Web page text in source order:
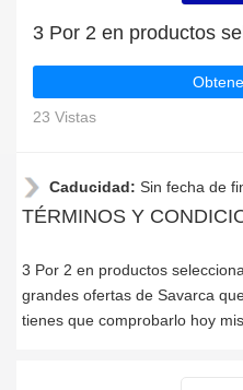
23 Vistas
Caducidad: Sin fecha de
TÉRMINOS Y
3 Por 2 en productos
grandes ofertas de Savarca
tienes que comprobarlo hoy